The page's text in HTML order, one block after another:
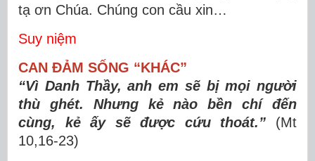
tạ ơn Chúa. Chúng con cầu xin…
Suy niệm
CAN ĐẢM SỐNG “KHÁC”
“Vì Danh Thầy, anh em sẽ bị mọi người
thù ghét. Nhưng kẻ nào bền chí đến
cùng, kẻ ấy sẽ được cứu thoát.” (Mt
10,16-23)